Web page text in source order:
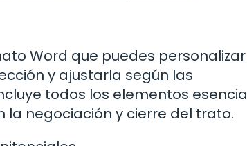
Word que puedes
y ajustarla según las
todos los elementos
negociación y cierre del trato.